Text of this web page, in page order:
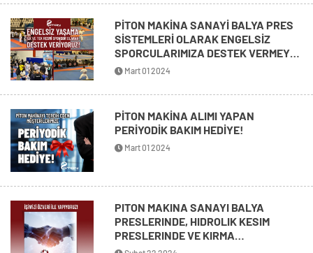
PİTON MAKİNA SANAYİ BALYA PRES
SİSTEMLERİ OLARAK ENGELSİZ
SPORCULARIMIZA DESTEK VERMEYE
DEVAM EDİYORUZ!
Mart 01 2024
PİTON MAKİNA ALIMI YAPAN
PERİYODİK BAKIM HEDİYE!
Mart 01 2024
PITON MAKINA SANAYI BALYA
PRESLERINDE, HIDROLIK KESIM
PRESLERINDE VE KIRMA
MAKINALARINDA ÖZVERIYLE